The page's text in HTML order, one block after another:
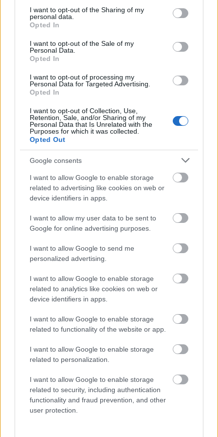
not limited to your visit or usage behaviour. You may click to
grant or deny consent to Google and its third-party tags to
use your data for below specified purposes in below Google
consent section.
I want to opt-out of the Sharing of my
personal data.
Opted In
I want to opt-out of the Sale of my
Personal Data.
Opted In
I want to opt-out of processing my
Personal Data for Targeted Advertising.
Opted In
I want to opt-out of Collection, Use,
Retention, Sale, and/or Sharing of my
Personal Data that Is Unrelated with the
Purposes for which it was collected.
Opted Out
Google consents
I want to allow Google to enable storage
related to advertising like cookies on web or
device identifiers in apps.
I want to allow my user data to be sent to
Google for online advertising purposes.
I want to allow Google to send me
personalized advertising.
I want to allow Google to enable storage
related to analytics like cookies on web or
device identifiers in apps.
I want to allow Google to enable storage
related to functionality of the website or app.
I want to allow Google to enable storage
related to personalization.
I want to allow Google to enable storage
related to security, including authentication
functionality and fraud prevention, and other
user protection.
Atento al mercado invernal
El parón también puede servirte para hacerte con los
dinero. Recuerda que el
mercado de Comunio
se comporta
como la bolsa y los futbolistas suben o bajan su valor
dependiendo del comportamiento de compra de los
usuarios.
muchas pujas cuando aparezcan en el mercado de cada
comunidad, en especial si van a tener un gran protagonismo
en sus equipos. Sólo hay que ver los casos de
Torres, Rafinha y Dani Alves, quienes han triplicado su valor
desde que fueron dados de alta en Comunio.
Tampoco puedes perder de vista a los futbolistas que estén
en racha y tengan un valor de mercado relativamente bajo,
ya que pueden cotizar al alza durante el parón.
Recomendamos utilizar la herramienta «Generador de
estadísticas» de comstats.es para ver qué futbolistas están
obligadas en Comunio?
Sabaly, Yuri y Pedri volvieron a
jugar con sus clubes tras varios
en Comunio para lo que resta de
temporada?
¡Vuelven las competiciones europeas!
Además de los cuartos (1-3 febrero) e ida de las semifinales
de Copa del Rey (9 febrero), en febrero volverán las